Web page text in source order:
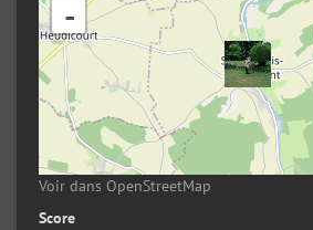
-
Voir dans OpenStreetMap
Score